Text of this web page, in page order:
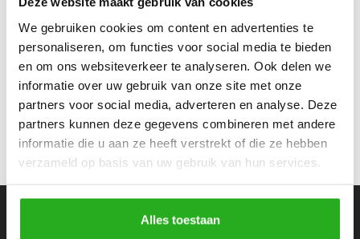
We gebruiken cookies om content en advertenties te
personaliseren, om functies voor social media te bieden
en om ons websiteverkeer te analyseren. Ook delen we
informatie over uw gebruik van onze site met onze
partners voor social media, adverteren en analyse. Deze
partners kunnen deze gegevens combineren met andere
informatie die u aan ze heeft verstrekt of die ze hebben
verzameld op basis van uw gebruik van hun services.
Alles toestaan
Jumpsuites
Hoodies
Body's
Blouses
Tracksuits
Jassen
Tracksuits
Bodywarmers
Coltrui
Trackpants
Nieuwsbrief